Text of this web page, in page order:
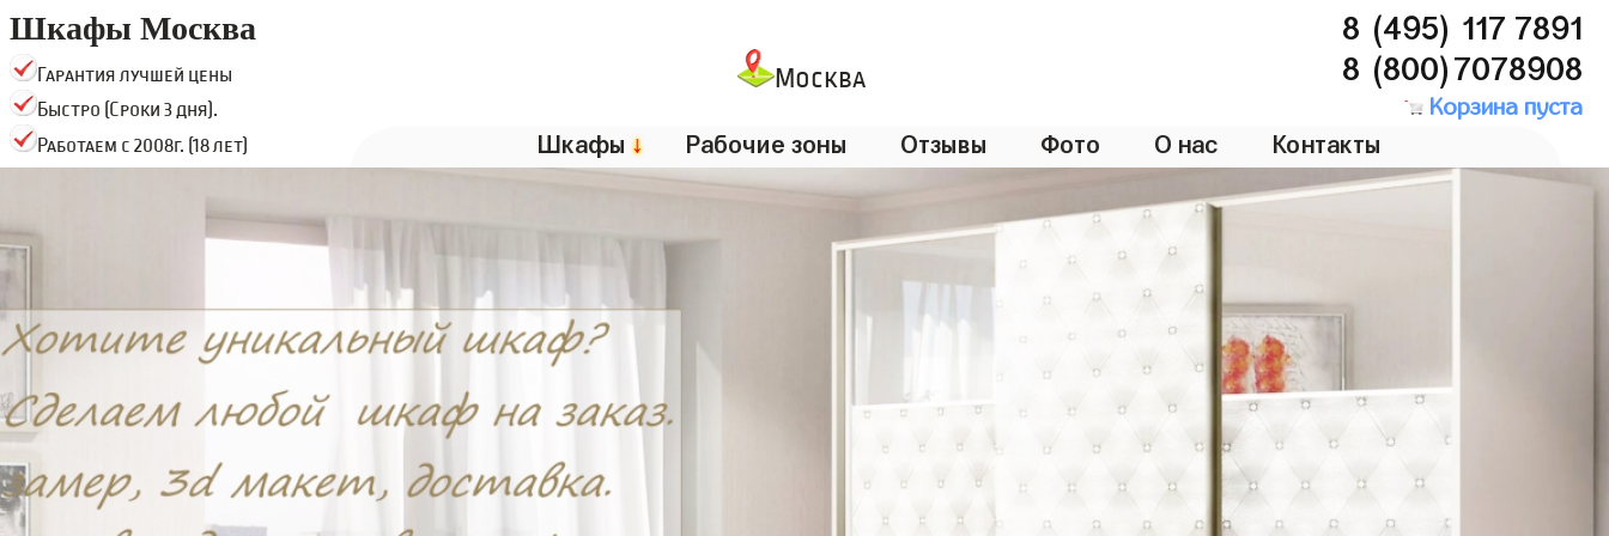
Шкафы Москва
Гарантия лучшей цены
Быстро (Сроки 3 дня).
Работаем с 2008г. (18 лет)
Москва
8 (495) 117 7891
8 (800)7078908
Корзина пуста
Шкафы ↓ Рабочие зоны Отзывы Фото О нас Контакты